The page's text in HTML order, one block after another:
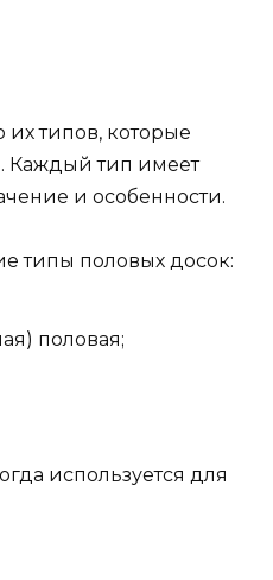
типов, которые
Каждый тип имеет
и особенности.
типы половых досок:
половая;
используется для